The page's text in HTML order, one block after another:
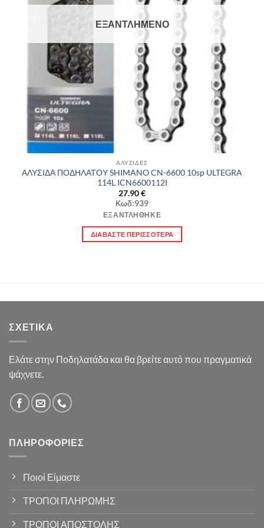
ΕΞΑΝΤΛΗΜΈΝΟ
ΑΛΥΣΙΔΕΣ
ΑΛΥΣΙΔΑ ΠΟΔΗΛΑΤΟΥ SHIMANO CN-6600 10sp ULTEGRA
114L ICN6600112I
27.90€
Κωδ:939
ΕΞΑΝΤΛΉΘΗΚΕ
ΔΙΑΒΆΣΤΕ ΠΕΡΙΣΣΌΤΕΡΑ
ΣΧΕΤΙΚΆ
Ελάτε στην Ποδηλατάδα και θα βρείτε αυτό που πραγματικά
ψάχνετε.
ΠΛΗΡΟΦΟΡΊΕΣ
Ποιοί Είμαστε
ΤΡΟΠΟΙ ΠΛΗΡΩΜΗΣ
ΤΡΟΠΟΙ ΑΠΟΣΤΟΛΗΣ